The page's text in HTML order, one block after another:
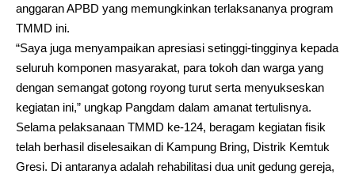
anggaran APBD yang memungkinkan terlaksananya program
TMMD ini.
“Saya juga menyampaikan apresiasi setinggi-tingginya kepada
seluruh komponen masyarakat, para tokoh dan warga yang
dengan semangat gotong royong turut serta menyukseskan
kegiatan ini,” ungkap Pangdam dalam amanat tertulisnya.
Selama pelaksanaan TMMD ke-124, beragam kegiatan fisik
telah berhasil diselesaikan di Kampung Bring, Distrik Kemtuk
Gresi. Di antaranya adalah rehabilitasi dua unit gedung gereja,